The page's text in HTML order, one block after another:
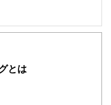
経済に関する記事を、日々
わかりやすく発信していま
関する書籍・雑誌の編集経
事掲載まですべての工程に
とは